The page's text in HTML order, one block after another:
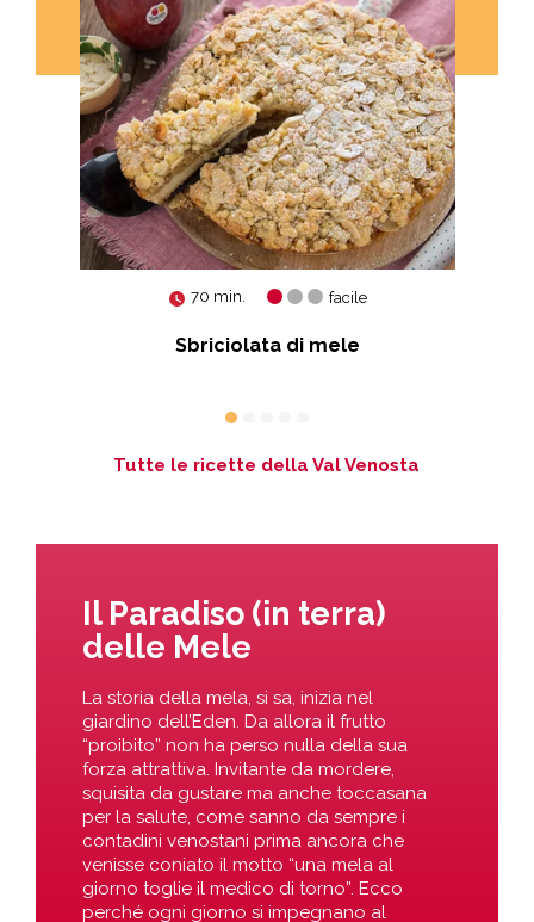
70 min. facile
Sbriciolata di mele
Tutte le ricette della Val Venosta
Il Paradiso (in terra)
delle Mele
La storia della mela, si sa, inizia nel
giardino dell’Eden. Da allora il frutto
“proibito” non ha perso nulla della sua
forza attrattiva. Invitante da mordere,
squisita da gustare ma anche toccasana
per la salute, come sanno da sempre i
contadini venostani prima ancora che
venisse coniato il motto “una mela al
giorno toglie il medico di torno”. Ecco
perché ogni giorno si impegnano al